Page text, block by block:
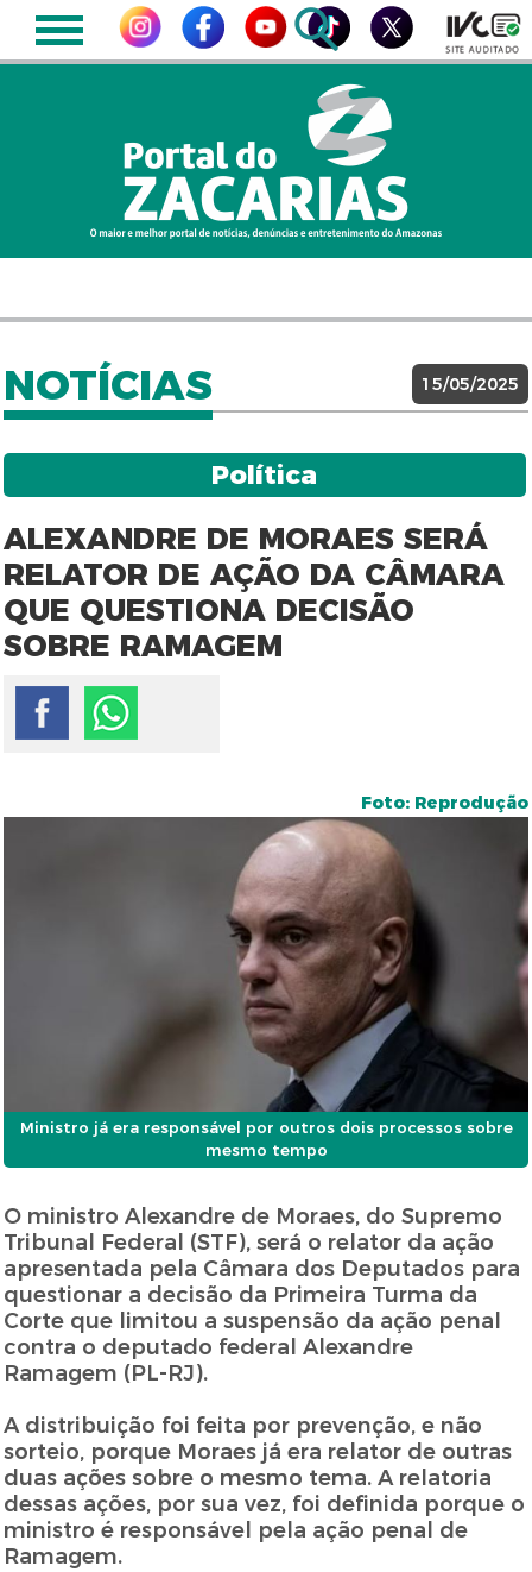
NOTÍCIAS 15/05/2025
Política
ALEXANDRE DE MORAES SERÁ
RELATOR DE AÇÃO DA CÂMARA
QUE QUESTIONA DECISÃO
SOBRE RAMAGEM
Foto: Reprodução
Ministro já era responsável por outros dois processos sobre
mesmo tempo
O ministro Alexandre de Moraes, do Supremo
Tribunal Federal (STF), será o relator da ação
apresentada pela Câmara dos Deputados para
questionar a decisão da Primeira Turma da
Corte que limitou a suspensão da ação penal
contra o deputado federal Alexandre
Ramagem (PL-RJ).
A distribuição foi feita por prevenção, e não
sorteio, porque Moraes já era relator de outras
duas ações sobre o mesmo tema. A relatoria
dessas ações, por sua vez, foi definida porque o
ministro é responsável pela ação penal de
Ramagem.